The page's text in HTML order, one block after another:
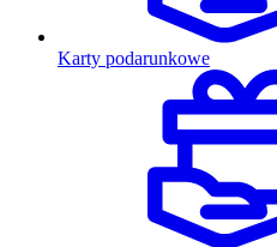
Karty podarunkowe